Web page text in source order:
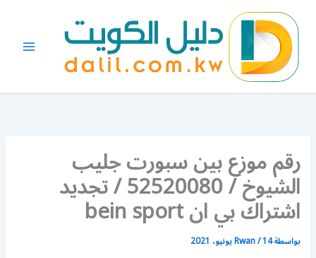
المحتوى
رقم موزع بين سبورت جليب
الشيوخ / 52520080 / تجديد
اشتراك بي ان bein sport
بواسطة Rwan/14 يونيو، 2021